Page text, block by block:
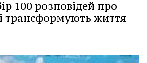
100 розповідей про
трансформують життя